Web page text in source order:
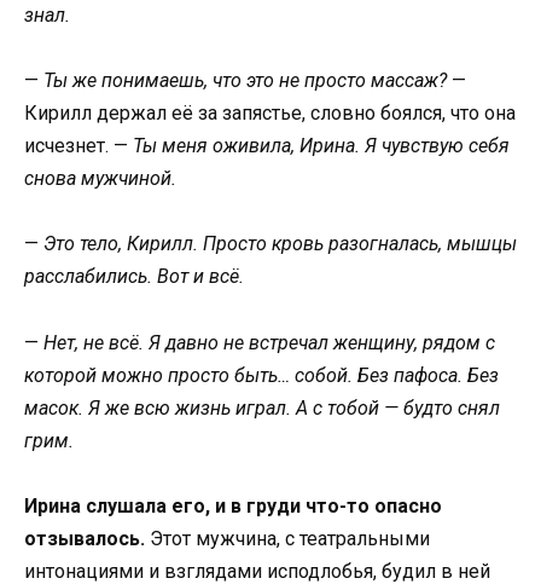
знал.
— Ты же понимаешь, что это не просто массаж?—
Кирилл держал её за запястье, словно боялся, что она
исчезнет. — Ты меня оживила, Ирина. Я чувствую себя
снова мужчиной.
— Это тело, Кирилл. Просто кровь разогналась, мышцы
расслабились. Вот и всё.
— Нет, не всё. Я давно не встречал женщину, рядом с
которой можно просто быть… собой. Без пафоса. Без
масок. Я же всю жизнь играл. А с тобой — будто снял
грим.
Ирина слушала его, и в груди что-то опасно
отзывалось. Этот мужчина, с театральными
интонациями и взглядами исподлобья, будил в ней